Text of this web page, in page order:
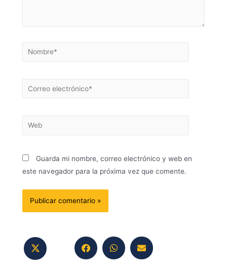
Guarda mi nombre, correo electrónico y web en
este navegador para la próxima vez que comente.